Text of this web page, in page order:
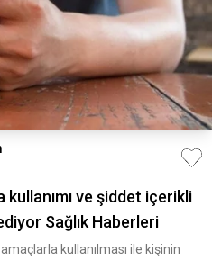
ve şiddet içerikli
Sağlık Haberleri
kullanılması ile kişinin